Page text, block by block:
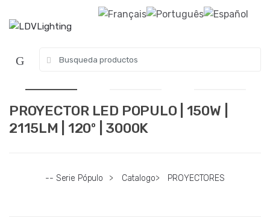
r
c
h
f
PROYECTOR LED POPULO | 150W |
2115LM | 120º | 3000K
-- Serie Pópulo > Catalogo> PROYECTORES